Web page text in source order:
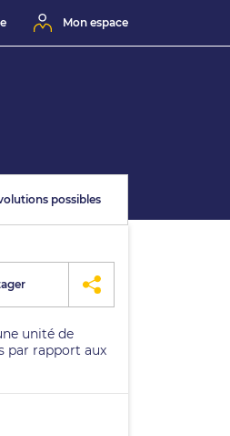
Mon espace
possibles
unité de
par rapport aux